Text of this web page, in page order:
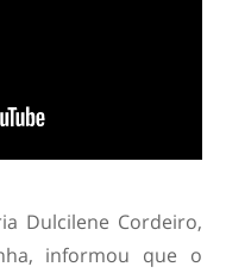
Dulcilene Cordeiro,
informou que o